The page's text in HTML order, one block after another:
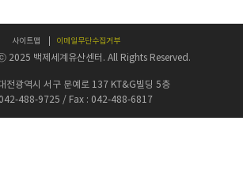
사이트맵 이메일무단수집거부
2025 백제세계유산센터. All Rights Reserved.
전광역시 서구 문예로 137 KT&G빌딩 5층
488-9725 / Fax : 042-488-6817